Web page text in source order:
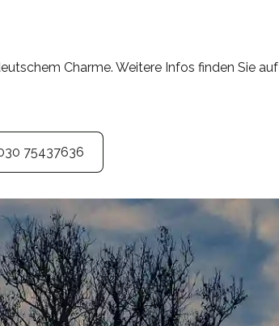
Charme. Weitere Infos finden Sie auf
75437636